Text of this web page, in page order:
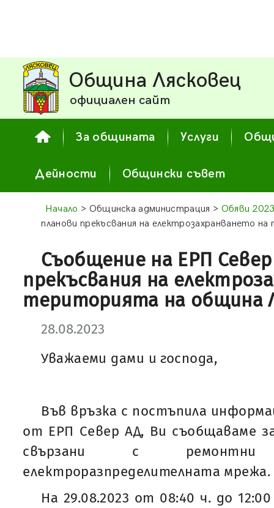
Община Лясковец
официален сайт
За общината Услуги
Дейности Общински съвет
Начало > Общинска администрация > Обяви
планови прекъсвания на електрозахранването
Съобщение на ЕРП
прекъсвания на
територията на община
28.08.2023
Уважаеми дами и господа,
Във връзка с постъпила
от ЕРП Север АД, Ви съобщаваме
свързани с
електроразпределителната мрежа.
На 29.08.2023 от 08:40 ч. до